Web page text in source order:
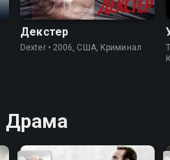
Декстер
Dexter • 2006, США, Криминал
Драма